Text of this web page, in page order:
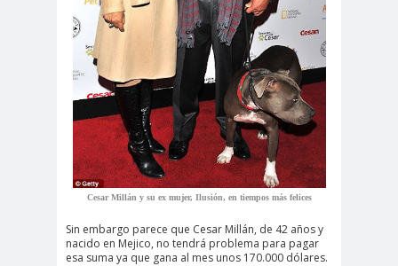
Cesar Millán y su ex mujer, Ilusión, en tiempos más felices
Sin embargo parece que Cesar Millán, de 42 años y
nacido en Mejico, no tendrá problema para pagar
esa suma ya que gana al mes unos 170.000 dólares.